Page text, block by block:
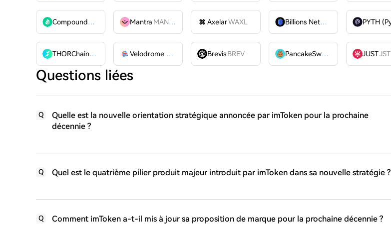
Compound
COMP Mantra MANTRA AxelarWAXL Billions Network
THORChain
RUNE Velodrome Finance VELODROME
BrevisBREV PancakeSwap JUSTJST
Questions liées
Q
Quelle est la nouvelle orientation stratégique annoncée par imToken pour la prochaine
décennie ?
Q Quel est le quatrième pilier produit majeur introduit par imToken dans sa nouvelle stratégie ?
Q Comment imToken a-t-il mis à jour sa proposition de marque pour la prochaine décennie ?